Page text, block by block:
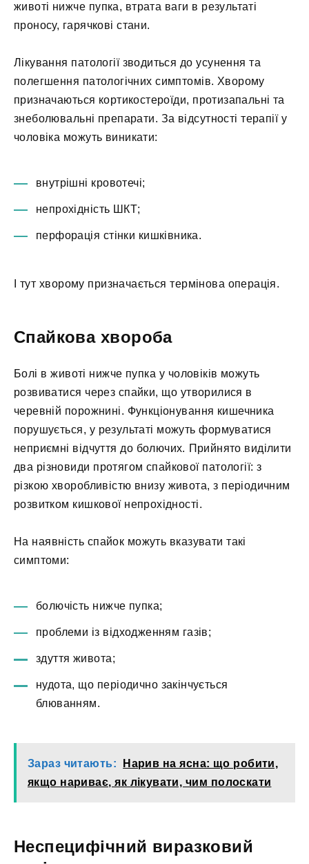
животі нижче пупка, втрата ваги в результаті
проносу, гарячкові стани.
Лікування патології зводиться до усунення та
полегшення патологічних симптомів. Хворому
призначаються кортикостероїди, протизапальні та
знеболювальні препарати. За відсутності терапії у
чоловіка можуть виникати:
внутрішні кровотечі;
непрохідність ШКТ;
перфорація стінки кишківника.
І тут хворому призначається термінова операція.
Спайкова хвороба
Болі в животі нижче пупка у чоловіків можуть
розвиватися через спайки, що утворилися в
черевній порожнині. Функціонування кишечника
порушується, у результаті можуть формуватися
неприємні відчуття до болючих. Прийнято виділити
два різновиди протягом спайкової патології: з
різкою хворобливістю внизу живота, з періодичним
розвитком кишкової непрохідності.
На наявність спайок можуть вказувати такі
симптоми:
болючість нижче пупка;
проблеми із відходженням газів;
здуття живота;
нудота, що періодично закінчується
блюванням.
Зараз читають:
Нарив на ясна: що робити,
якщо нариває, як лікувати, чим полоскати
Неспецифічний виразковий